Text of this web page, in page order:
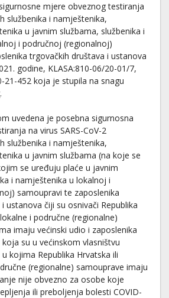
mjere obveznog testiranja
službenika i namještenika,
u javnim službama, službenika i
i područnoj (regionalnoj)
trgovačkih društava i ustanova
godine, KLASA:810-06/20-01/7,
21-452 koja je stupila na snagu
uvedena je posebna sigurnosna
na virus SARS-CoV-2
službenika i namještenika,
u javnim službama (na koje se
se uređuju plaće u javnim
i namještenika u lokalnoj i
samoupravi te zaposlenika
ustanova čiji su osnivači Republika
i područne (regionalne)
imaju većinski udio i zaposlenika
su u većinskom vlasništvu
kojima Republika Hrvatska ili
(regionalne) samouprave imaju
nije obvezno za osobe koje
ili preboljenja bolesti COVID-